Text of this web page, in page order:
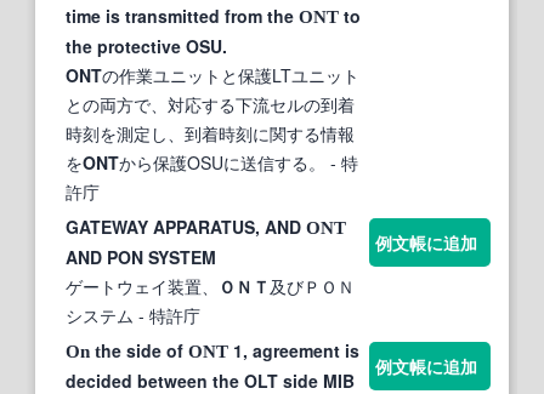
time is transmitted from the ONT to
the protective OSU.
ONTの作業ユニットと保護LTユニット
との両方で、対応する下流セルの到着
時刻を測定し、到着時刻に関する情報
をONTから保護OSUに送信する。
- 特
許庁
GATEWAY APPARATUS, AND ONT
AND PON SYSTEM
ゲートウェイ装置、
ＯＮＴ 及びＰＯＮ
システム - 特許庁
例文帳に追加
On the side of ONT 1, agreement is
decided between the OLT side MIB
例文帳に追加